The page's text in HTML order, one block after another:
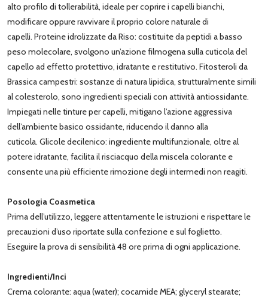
alto profilo di tollerabilità, ideale per coprire i capelli bianchi,
modificare oppure ravvivare il proprio colore naturale di
capelli. Proteine idrolizzate da Riso: costituite da peptidi a basso
peso molecolare, svolgono un’azione filmogena sulla cuticola del
capello ad effetto protettivo, idratante e restitutivo. Fitosteroli da
Brassica campestri: sostanze di natura lipidica, strutturalmente simili
al colesterolo, sono ingredienti speciali con attività antiossidante.
Impiegati nelle tinture per capelli, mitigano l’azione aggressiva
dell’ambiente basico ossidante, riducendo il danno alla
cuticola. Glicole decilenico: ingrediente multifunzionale, oltre al
potere idratante, facilita il risciacquo della miscela colorante e
consente una più efficiente rimozione degli intermedi non reagiti.
Posologia Coasmetica
Prima dell’utilizzo, leggere attentamente le istruzioni e rispettare le
precauzioni d’uso riportate sulla confezione e sul foglietto.
Eseguire la prova di sensibilità 48 ore prima di ogni applicazione.
Ingredienti/Inci
Crema colorante: aqua (water); cocamide MEA; glyceryl stearate;